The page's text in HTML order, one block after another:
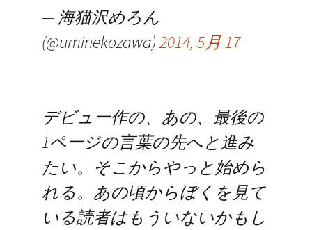
— 海猫沢めろん
(@uminekozawa)2014, 5月 17
デビュー作の、あの、最後の
1ページの言葉の先へと進み
たい。そこからやっと始めら
れる。あの頃からぼくを見て
いる読者はもういないかもし